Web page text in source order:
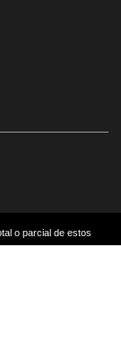
o parcial de estos